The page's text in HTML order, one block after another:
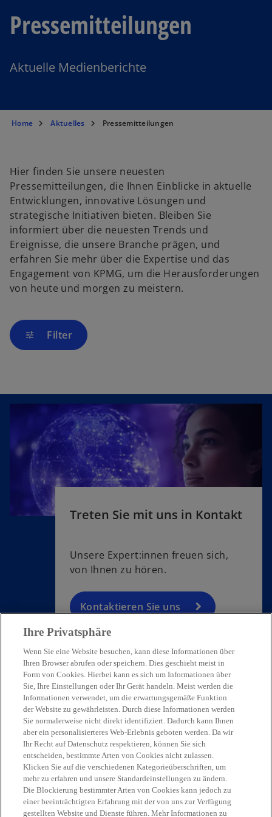
Pressemitteilungen
Aktuelle Medienberichte
Home Aktuelles Pressemitteilungen
Hier finden Sie unsere neuesten
Pressemitteilungen, die Ihnen Einblicke in aktuelle
Entwicklungen, innovative Lösungen und
strategische Initiativen bieten. Bleiben Sie
informiert über die neuesten Trends und
Ereignisse, die unsere Branche prägen, und
erfahren Sie mehr über die Expertise und das
Engagement von KPMG, um die Herausforderungen
von heute und morgen zu meistern.
tune Filter
Treten Sie mit uns in Kontakt
Unsere Expert:innen freuen sich,
von Ihnen zu hören.
Kontaktieren Sie uns
Kontakt
Aktuelles
Karriere
w
i
w
i
w
i
w
i
w
i
Ihre Privatsphäre
Wenn Sie eine Website besuchen, kann diese Informationen über
Ihren Browser abrufen oder speichern. Dies geschieht meist in
Form von Cookies. Hierbei kann es sich um Informationen über
Sie, Ihre Einstellungen oder Ihr Gerät handeln. Meist werden die
Informationen verwendet, um die erwartungsgemäße Funktion
der Website zu gewährleisten. Durch diese Informationen werden
Sie normalerweise nicht direkt identifiziert. Dadurch kann Ihnen
aber ein personalisierteres Web-Erlebnis geboten werden. Da wir
Ihr Recht auf Datenschutz respektieren, können Sie sich
entscheiden, bestimmte Arten von Cookies nicht zulassen.
Klicken Sie auf die verschiedenen Kategorieüberschriften, um
mehr zu erfahren und unsere Standardeinstellungen zu ändern.
Die Blockierung bestimmter Arten von Cookies kann jedoch zu
einer beeinträchtigten Erfahrung mit der von uns zur Verfügung
gestellten Website und Dienste führen. Mehr Informationen zu